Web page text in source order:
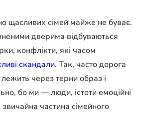
щасливих сімей майже не буває.
дверима відбуваються
конфлікти, які часом
скандали. Так, часто дорога
через терни образ і
бо ми — люди, істоти емоційні
частина сімейного